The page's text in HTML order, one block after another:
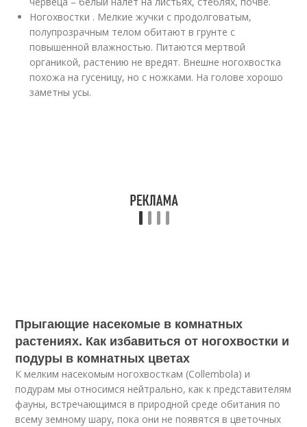
Ногохвостки . Мелкие жучки с продолговатым,
полупрозрачным телом обитают в грунте с
повышенной влажностью. Питаются мертвой
органикой, растению не вредят. Внешне ногохвостка
похожа на гусеницу, но с ножками. На голове хорошо
заметны усы.
Прыгающие насекомые в комнатных
растениях. Как избавиться от ногохвостки и
подуры в комнатных цветах
К мелким насекомым ногохвосткам (Collembola) и
подурам мы относимся нейтрально, как к представителям
фауны, встречающимся в природной среде обитания по
всему земному шару, пока они не появятся в цветочных